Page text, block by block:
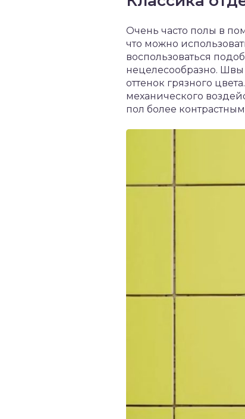
Очень часто полы в
что можно
воспользоваться
нецелесообразно. Швы
оттенок грязного
механического
пол более